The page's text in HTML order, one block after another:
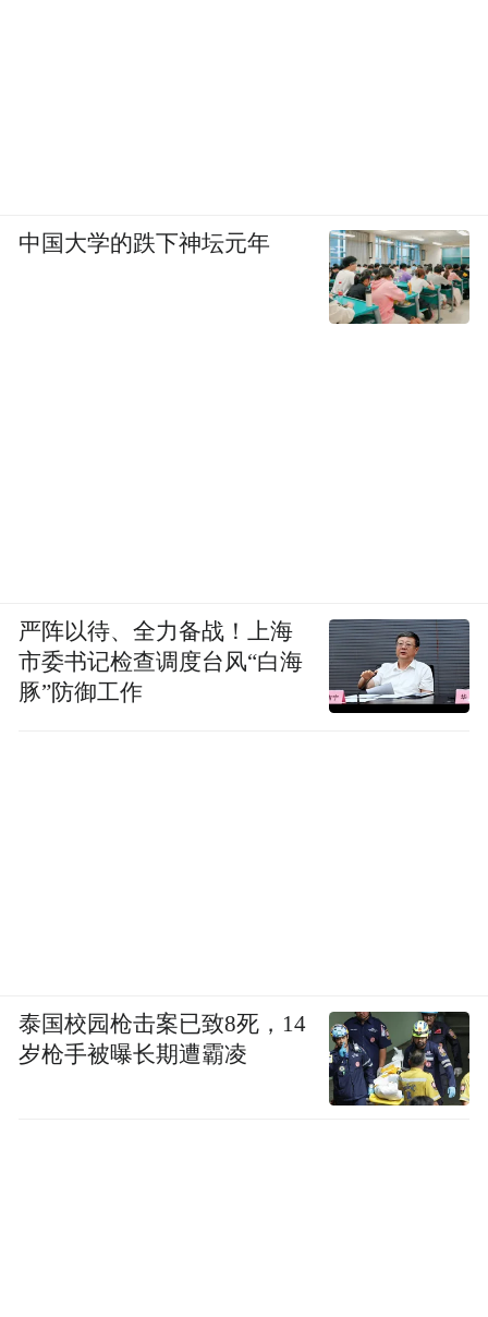
中国大学的跌下神坛元年
严阵以待、全力备战！上海
市委书记检查调度台风“白海
豚”防御工作
泰国校园枪击案已致8死，14
岁枪手被曝长期遭霸凌